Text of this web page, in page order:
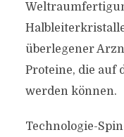
überlegener
Proteine, die auf
werden können.
Technologie-